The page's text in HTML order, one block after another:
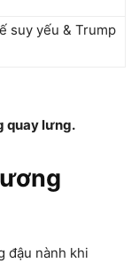
suy yếu & Trump
quay lưng.
đậu nành khi